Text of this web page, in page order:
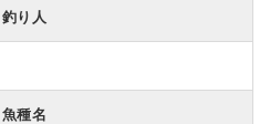
釣り人
魚種名